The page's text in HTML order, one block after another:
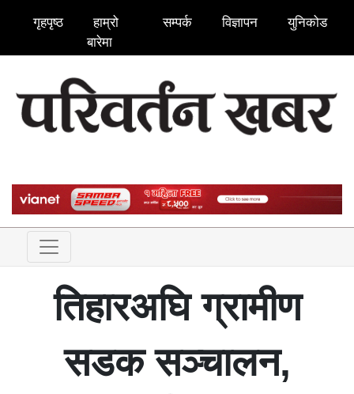
गृहपृष्ठ
हाम्रो
बारेमा
सम्पर्क विज्ञापन युनिकोड
तिहारअघि ग्रामीण
सडक सञ्चालन,